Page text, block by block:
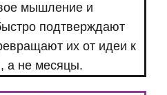
мышление и
подтверждают
их от идеи к
а не месяцы.